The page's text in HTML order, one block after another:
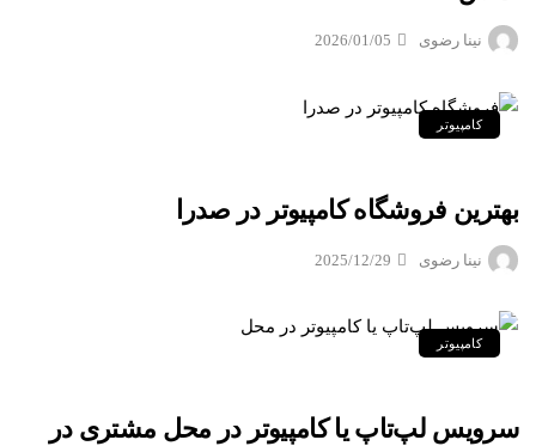
نینا رضوی 2026/01/05
کامپیوتر
بهترین فروشگاه کامپیوتر در صدرا
نینا رضوی 2025/12/29
کامپیوتر
سرویس لپ‌تاپ یا کامپیوتر در محل مشتری در